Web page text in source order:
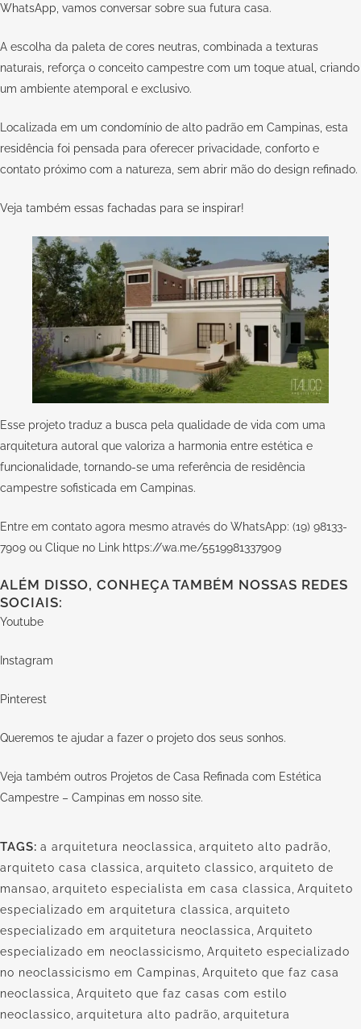
WhatsApp, vamos conversar sobre sua futura casa.
A escolha da paleta de cores neutras, combinada a texturas
naturais, reforça o conceito campestre com um toque atual, criando
um ambiente atemporal e exclusivo.
Localizada em um condomínio de alto padrão em Campinas, esta
residência foi pensada para oferecer privacidade, conforto e
contato próximo com a natureza, sem abrir mão do design refinado.
Veja também essas fachadas para se inspirar!
Esse projeto traduz a busca pela qualidade de vida com uma
arquitetura autoral que valoriza a harmonia entre estética e
funcionalidade, tornando-se uma referência de residência
campestre sofisticada em Campinas.
Entre em contato agora mesmo através do WhatsApp: (19) 98133-
7909 ou Clique no Link https://wa.me/5519981337909
ALÉM DISSO, CONHEÇA TAMBÉM NOSSAS REDES
SOCIAIS:
Youtube
Instagram
Pinterest
Queremos te ajudar a fazer o projeto dos seus sonhos.
Veja também outros Projetos de Casa Refinada com Estética
Campestre – Campinas em nosso site.
TAGS: a arquitetura neoclassica arquiteto alto padrão
arquiteto casa classica arquiteto classico arquiteto de
mansao arquiteto especialista em casa classica Arquiteto
especializado em arquitetura classica arquiteto
especializado em arquitetura neoclassica Arquiteto
especializado em neoclassicismo Arquiteto especializado
no neoclassicismo em Campinas Arquiteto que faz casa
neoclassica Arquiteto que faz casas com estilo
neoclassico arquitetura alto padrão arquitetura